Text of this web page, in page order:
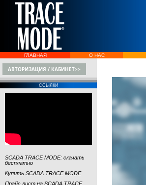
ГЛАВНАЯ О НАС
АВТОРИЗАЦИЯ / КАБИНЕТ>>
ССЫЛКИ
SCADA TRACE MODE: скачать
бесплатно
Купить SCADA TRACE MODE
Прайс лист на SCADA TRACE